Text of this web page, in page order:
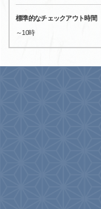
標準的なチェックアウト時間
～10時